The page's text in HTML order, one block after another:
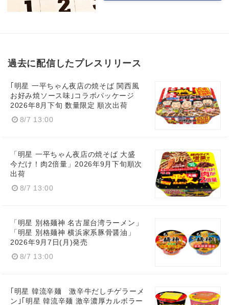
過去に配信したプレスリリース
｢明星 一平ちゃん夜店の焼そば 関西風
お好み焼ソース味｣コラボパッケージ
2026年8月下旬 数量限定 順次出荷
8/7 13:00
「明星 一平ちゃん夜店の焼そば 大盛
今だけ！肉2倍量」2026年9月下旬順次
出荷
8/7 13:00
「明星 別格麺神 名古屋台湾ラーメン」
「明星 別格麺神 横浜家系豚骨醤油」
2026年9月7日(月)発売
8/7 13:00
｢明星 韓流辛麺 激辛牛だしチゲラーメ
ン｣｢明星 韓流辛麺 激辛濃厚カルボラー